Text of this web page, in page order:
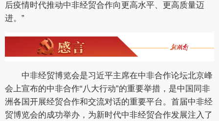
后疫情时代推动中非经贸合作向更高水平、更高质量迈
进。”
中非经贸博览会是习近平主席在中非合作论坛北京峰
会上宣布的中非合作“八大行动”的重要举措，是中国同非
洲各国开展经贸合作和交流对话的重要平台。首届中非经
贸博览会的成功举办，为新时代中非经贸合作发展注入了